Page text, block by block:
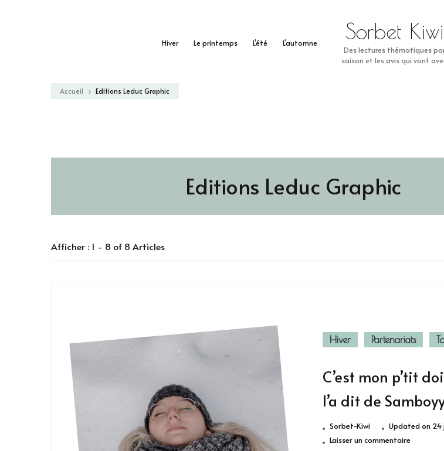
Hiver Le printemps L’été L’automne Sorbet Kiwi
Des lectures thématiques
saison et les avis qui vont
Accueil Editions Leduc Graphic
Editions Leduc Graphic
Afficher : 1 - 8 of 8 Articles
Hiver Partenariats
C’est mon p’tit
l’a dit de
Sorbet-Kiwi Updated on 24
Laisser un commentairesur